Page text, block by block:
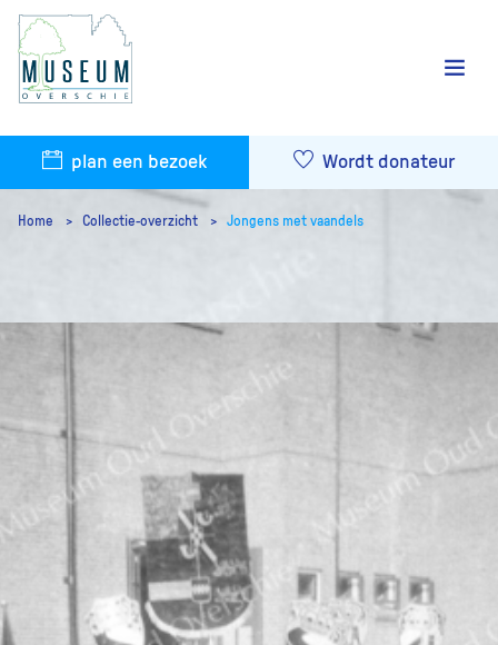
plan een bezoek Wordt donateur
Home Collectie-overzicht Jongens met vaandels